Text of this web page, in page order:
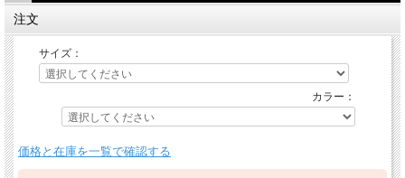
注文
サイズ：
カラー：
価格と在庫を一覧で確認する